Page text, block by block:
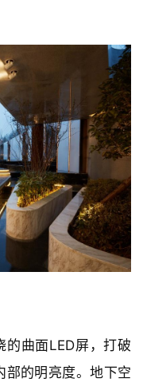
曲面LED屏，打破
部的明亮度。地下空